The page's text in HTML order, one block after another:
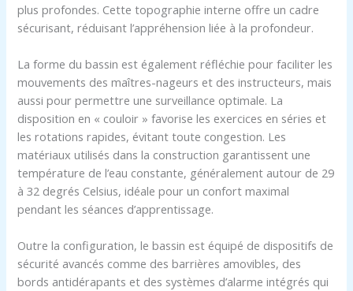
plus profondes. Cette topographie interne offre un cadre
sécurisant, réduisant l’appréhension liée à la profondeur.
La forme du bassin est également réfléchie pour faciliter les
mouvements des maîtres-nageurs et des instructeurs, mais
aussi pour permettre une surveillance optimale. La
disposition en « couloir » favorise les exercices en séries et
les rotations rapides, évitant toute congestion. Les
matériaux utilisés dans la construction garantissent une
température de l’eau constante, généralement autour de 29
à 32 degrés Celsius, idéale pour un confort maximal
pendant les séances d’apprentissage.
Outre la configuration, le bassin est équipé de dispositifs de
sécurité avancés comme des barrières amovibles, des
bords antidérapants et des systèmes d’alarme intégrés qui